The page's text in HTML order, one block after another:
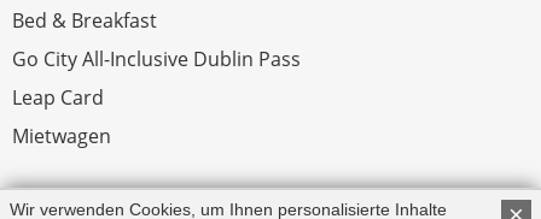
Bed & Breakfast
Go City All-Inclusive Dublin Pass
Leap Card
Mietwagen
Rechtliches
Wir verwenden Cookies, um Ihnen personalisierte Inhalte